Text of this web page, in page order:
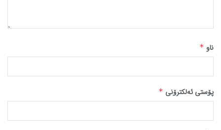
ناو *
پۆستی ئەلکترۆنی *